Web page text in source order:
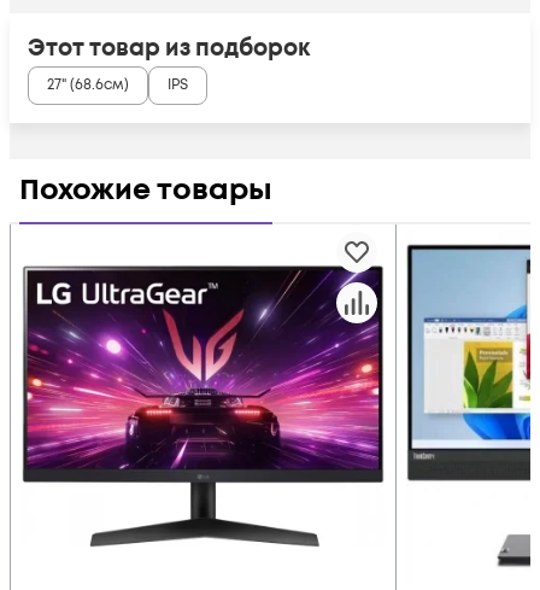
Этот товар из подборок
27" (68.6см) IPS
Похожие товары